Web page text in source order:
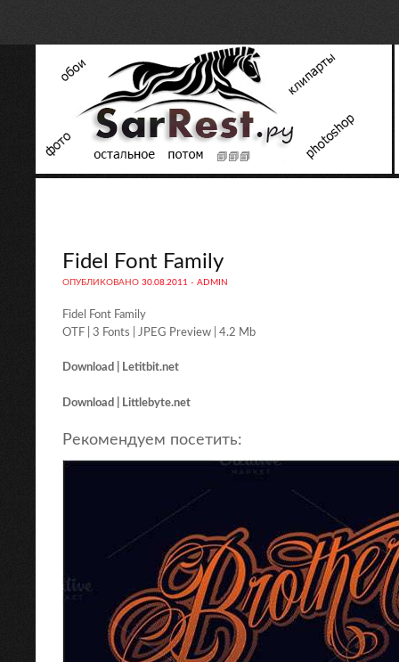
Fidel Font Family
ОПУБЛИКОВАНО 30.08.2011 - ADMIN
Fidel Font Family
OTF | 3 Fonts | JPEG Preview | 4.2 Mb
Download | Letitbit.net
Download | Littlebyte.net
Рекомендуем посетить: